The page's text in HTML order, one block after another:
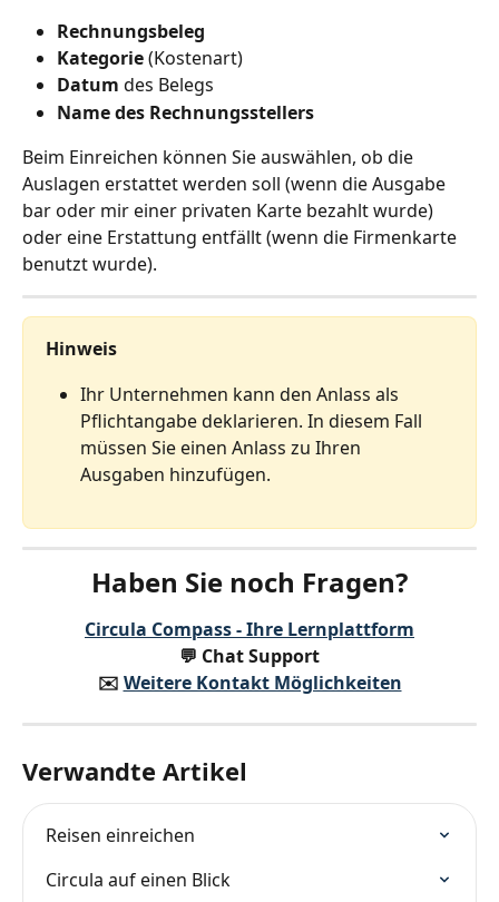
Rechnungsbeleg
Kategorie (Kostenart)
Datum des Belegs
Name des Rechnungsstellers
Beim Einreichen können Sie auswählen, ob die
Auslagen erstattet werden soll (wenn die Ausgabe
bar oder mir einer privaten Karte bezahlt wurde)
oder eine Erstattung entfällt (wenn die Firmenkarte
benutzt wurde).
Hinweis
Ihr Unternehmen kann den Anlass als
Pflichtangabe deklarieren. In diesem Fall
müssen Sie einen Anlass zu Ihren
Ausgaben hinzufügen.
Haben Sie noch Fragen?
Circula Compass - Ihre Lernplattform
💬 Chat Support
✉️️ Weitere Kontakt Möglichkeiten
Verwandte Artikel
Reisen einreichen
Circula auf einen Blick